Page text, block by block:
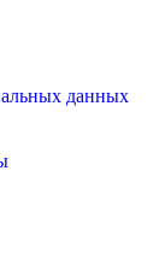
данных